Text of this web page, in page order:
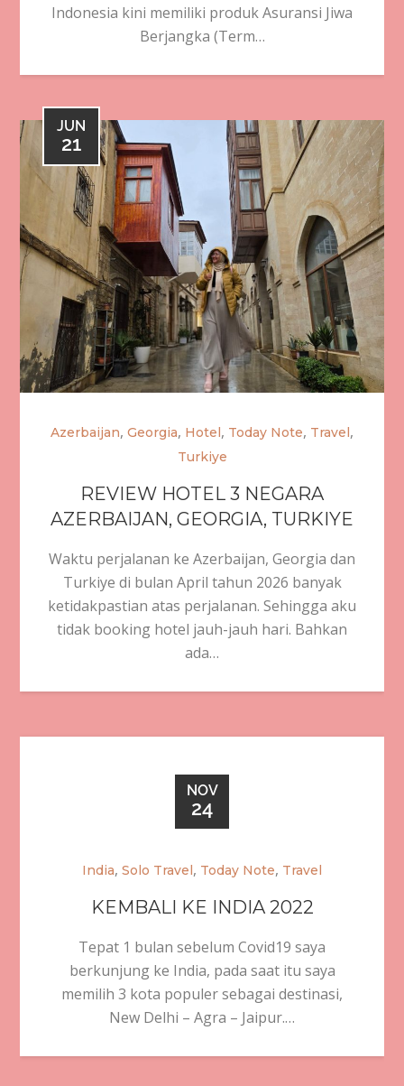
Indonesia kini memiliki produk Asuransi Jiwa
Berjangka (Term…
JUN
21
Azerbaijan, Georgia, Hotel , Today Note, Travel ,
Turkiye
REVIEW HOTEL 3 NEGARA
AZERBAIJAN, GEORGIA, TURKIYE
Waktu perjalanan ke Azerbaijan, Georgia dan
Turkiye di bulan April tahun 2026 banyak
ketidakpastian atas perjalanan. Sehingga aku
tidak booking hotel jauh-jauh hari. Bahkan
ada…
NOV
24
India, Solo Travel , Today Note, Travel
KEMBALI KE INDIA 2022
Tepat 1 bulan sebelum Covid19 saya
berkunjung ke India, pada saat itu saya
memilih 3 kota populer sebagai destinasi,
New Delhi – Agra – Jaipur.…